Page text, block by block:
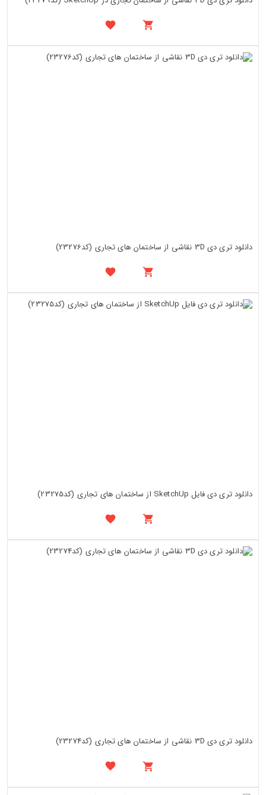
دانلود تری دی 3D نقاشی از ساختمان های تجاری (کد23276)
دانلود تری دی فایل SketchUp از ساختمان های تجاری (کد23275)
دانلود تری دی 3D نقاشی از ساختمان های تجاری (کد23274)